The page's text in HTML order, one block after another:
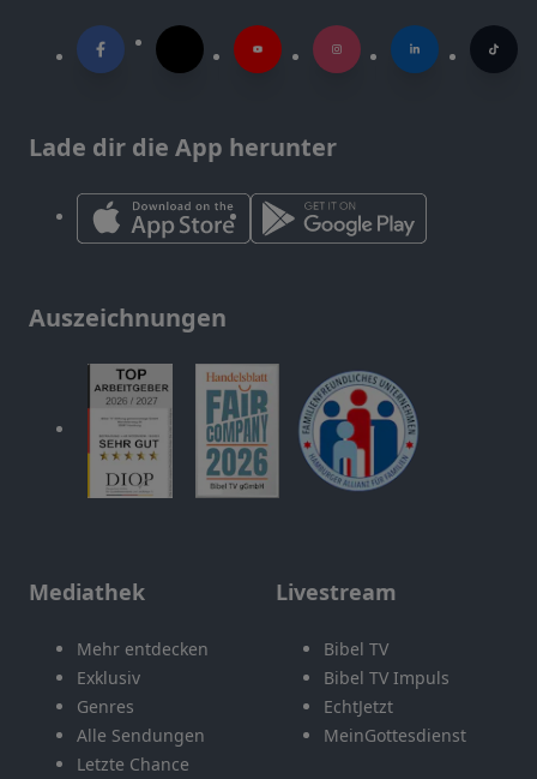
Lade dir die App herunter
Auszeichnungen
Mediathek
Mehr entdecken
Exklusiv
Genres
Alle Sendungen
Letzte Chance
Livestream
Bibel TV
Bibel TV Impuls
EchtJetzt
MeinGottesdienst